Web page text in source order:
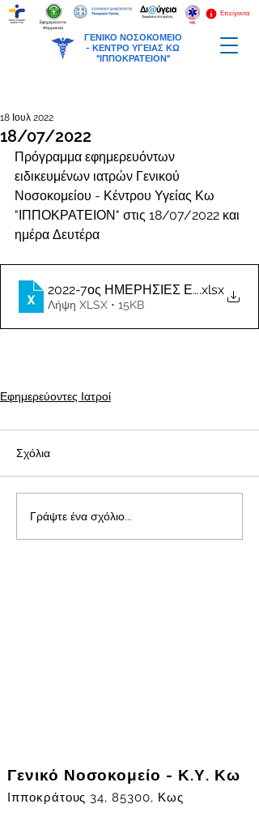
ΓΕΝΙΚΟ ΝΟΣΟΚΟΜΕΙΟ
- ΚΕΝΤΡΟ ΥΓΕΙΑΣ ΚΩ
"ΙΠΠΟΚΡΑΤΕΙΟΝ"
Επείγοντα
Εφημερεύοντα
Φαρμακεία
18/07/2022
18 Ιουλ 2022
Πρόγραμμα εφημερευόντων
ειδικευμένων ιατρών Γενικού
Νοσοκομείου - Κέντρου Υγείας Κω
"ΙΠΠΟΚΡΑΤΕΙΟΝ" στις 18/07/2022 και
ημέρα Δευτέρα
2022-7ος ΗΜΕΡΗΣΙΕΣ ΕΦΗΜΕΡΙΕΣ
.xlsx
Λήψη XLSX • 15KB
Εφημερεύοντες Ιατροί
Σχόλια
Γράψτε ένα σχόλιο...
Γενικό Νοσοκομείο - Κ.Υ. Κω
Ιπποκράτους 34, 85300, Κως